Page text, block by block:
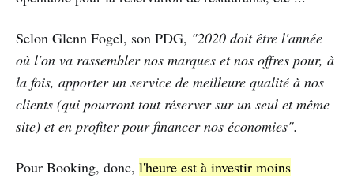
Selon Glenn Fogel, son PDG, "2020 doit être l'année
où l'on va rassembler nos marques et nos offres pour, à
la fois, apporter un service de meilleure qualité à nos
clients (qui pourront tout réserver sur un seul et même
site) et en profiter pour financer nos économies".
Pour Booking, donc, l'heure est à investir moins